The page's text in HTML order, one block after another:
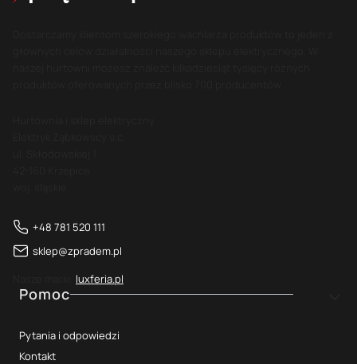
+48 781 520 111
sklep@zpradem.pl
luxferia.pl
Linki w stopce
Pomoc
Pytania i odpowiedzi
Kontakt